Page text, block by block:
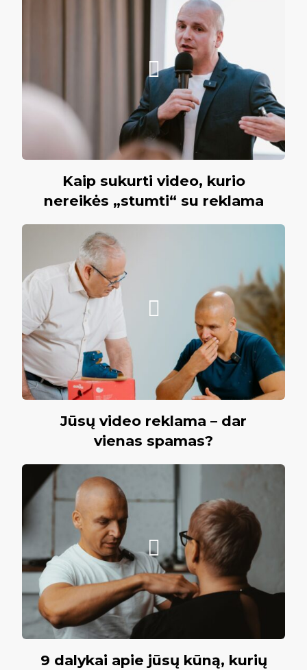
Kaip sukurti video, kurio
nereikės „stumti“ su reklama
Jūsų video reklama – dar
vienas spamas?
9 dalykai apie jūsų kūną, kurių